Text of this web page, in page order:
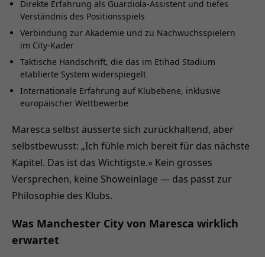
Direkte Erfahrung als Guardiola-Assistent und tiefes
Verständnis des Positionsspiels
Verbindung zur Akademie und zu Nachwuchsspielern
im City-Kader
Taktische Handschrift, die das im Etihad Stadium
etablierte System widerspiegelt
Internationale Erfahrung auf Klubebene, inklusive
europäischer Wettbewerbe
Maresca selbst äusserte sich zurückhaltend, aber
selbstbewusst: „Ich fühle mich bereit für das nächste
Kapitel. Das ist das Wichtigste.» Kein grosses
Versprechen, keine Showeinlage — das passt zur
Philosophie des Klubs.
Was Manchester City von Maresca wirklich
erwartet